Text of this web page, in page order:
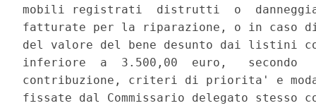
mobili registrati  distrutti  o
fatturate per la riparazione, o in caso
del valore del bene desunto dai listini
inferiore  a  3.500,00  euro,
contribuzione, criteri di priorita' e
fissate dal Commissario delegato stesso